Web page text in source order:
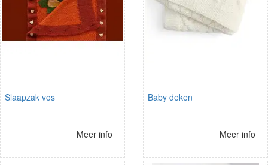
Slaapzak vos
Meer info
Baby deken
Meer info